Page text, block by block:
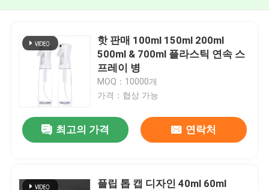
핫 판매 100ml 150ml 200ml
500ml & 700ml 플라스틱 연속 스
프레이 병
MOQ：10000개
가격：협상 가능
최고의 가격 연락처
플립 톱 캡 디자인 40ml 60ml